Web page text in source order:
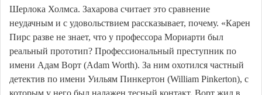
Шерлока Холмса. Захарова считает это сравнение
неудачным и с удовольствием рассказывает, почему. «Карен
Пирс разве не знает, что у профессора Мориарти был
реальный прототип? Профессиональный преступник по
имени Адам Ворт (Adam Worth). За ним охотился частный
детектив по имени Уильям Пинкертон (William Pinkerton), с